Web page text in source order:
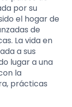
por su
el hogar de
de
La vida en
a sus
lugar a una
la
prácticas